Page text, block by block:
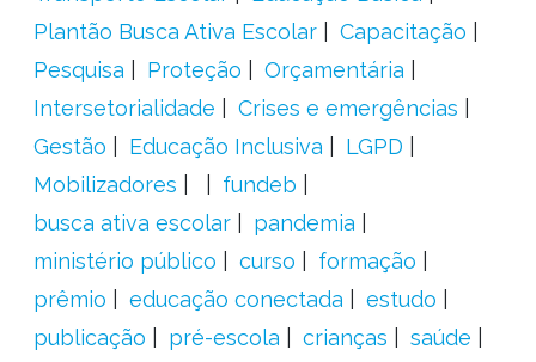
Plantão Busca Ativa Escolar
Capacitação
Pesquisa
Proteção
Orçamentária
Intersetorialidade
Crises e emergências
Gestão
Educação Inclusiva
LGPD
Mobilizadores
fundeb
busca ativa escolar
pandemia
ministério público
curso
formação
prêmio
educação conectada
estudo
publicação
pré-escola crianças
saúde